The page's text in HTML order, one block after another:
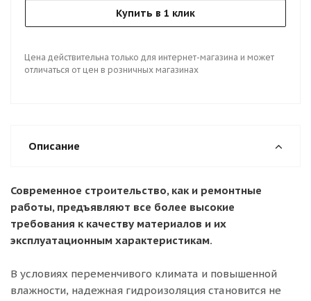
Купить в 1 клик
Цена действительна только для интернет-магазина и может
отличаться от цен в розничных магазинах
Описание
Современное строительство, как и ремонтные
работы, предъявляют все более высокие
требования к качеству материалов и их
эксплуатационным характеристикам.
В условиях переменчивого климата и повышенной
влажности, надежная гидроизоляция становится не